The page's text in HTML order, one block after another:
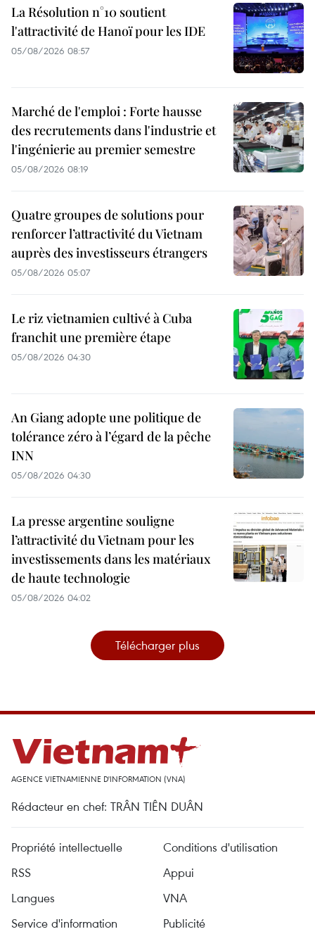
La Résolution n°10 soutient
l'attractivité de Hanoï pour les IDE
05/08/2026 08:57
Marché de l'emploi : Forte hausse
des recrutements dans l'industrie et
l'ingénierie au premier semestre
05/08/2026 08:19
Quatre groupes de solutions pour
renforcer l’attractivité du Vietnam
auprès des investisseurs étrangers
05/08/2026 05:07
Le riz vietnamien cultivé à Cuba
franchit une première étape
05/08/2026 04:30
An Giang adopte une politique de
tolérance zéro à l’égard de la pêche
INN
05/08/2026 04:30
La presse argentine souligne
l’attractivité du Vietnam pour les
investissements dans les matériaux
de haute technologie
05/08/2026 04:02
Télécharger plus
AGENCE VIETNAMIENNE D'INFORMATION (VNA)
Rédacteur en chef: TRÂN TIÊN DUÂN
Propriété intellectuelle
Conditions d'utilisation
RSS
Appui
Langues
VNA
Service d'information
Publicité